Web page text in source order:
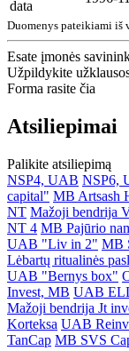
data
Duomenys pateikiami iš
Esate įmonės
Užpildykite
Forma rasite čia
Atsiliepimai
Palikite atsiliepimą
NSP4, UAB NSP6,
capital" MB Artsash
NT Mažoji bendrija
NT 4 MB Pajūrio
UAB "Liv in 2" MB
Lėbartų ritualinės
UAB "Bernys box"
Invest, MB UAB
Mažoji bendrija Jt
Korteksa UAB
TanCap MB SVS